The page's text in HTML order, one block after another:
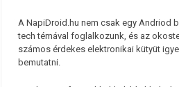
A NapiDroid.hu nem csak egy Andriod
tech témával foglalkozunk, és az
számos érdekes elektronikai kütyüt
bemutatni.